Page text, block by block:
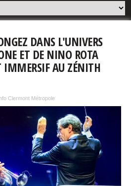
DANS L'UNIVERS
ET DE NINO ROTA
IMMERSIF AU ZÉNITH
Clermont Métropole